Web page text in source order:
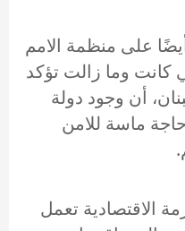
على منظمة الامم
كانت وما زالت تؤكد
أن وجود دولة
ماسة للامن
الاقتصادية تعمل